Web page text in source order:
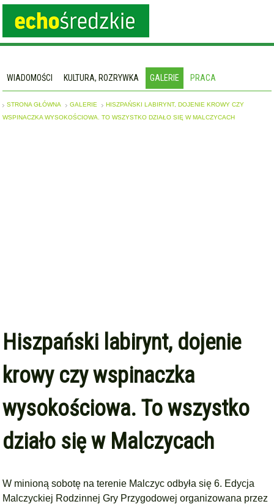
WIADOMOŚCI KULTURA, ROZRYWKA GALERIE PRACA
STRONA GŁÓWNA GALERIE
HISZPAŃSKI LABIRYNT, DOJENIE KROWY CZY
WSPINACZKA WYSOKOŚCIOWA. TO WSZYSTKO DZIAŁO SIĘ W MALCZYCACH
Hiszpański labirynt, dojenie
krowy czy wspinaczka
wysokościowa. To wszystko
działo się w Malczycach
W minioną sobotę na terenie Malczyc odbyła się 6. Edycja
Malczyckiej Rodzinnej Gry Przygodowej organizowana przez